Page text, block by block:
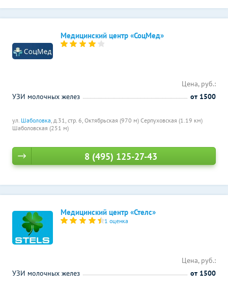
Медицинский центр «СоцМед»
ул. Шаболовка, д.31, стр. 6, Октябрьская (970 м) Серпуховская (1.19 км)
Шаболовская (251 м)
Цена, руб.:
УЗИ молочных желез
от 1500
8 (495) 125-27-43
Медицинский центр «Стелс»
1 оценка
Цена, руб.:
УЗИ молочных желез
от 1500